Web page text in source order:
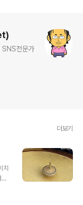
SNS전문가
더보기
치